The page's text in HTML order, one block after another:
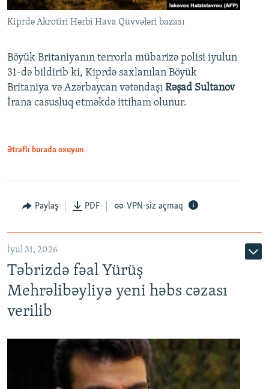
Kiprdə Akrotiri Hərbi Hava Qüvvələri bazası
Böyük Britaniyanın terrorla mübarizə polisi iyulun
31-də bildirib ki, Kiprdə saxlanılan Böyük
Britaniya və Azərbaycan vətəndaşı Rəşad Sultanov
İrana casusluq etməkdə ittiham olunur.
Ətraflı burada oxuyun
Paylaş PDF VPN-siz açmaq
İyul 31, 2026
Təbrizdə fəal Yürüş
Mehrəlibəyliyə yeni həbs cəzası
verilib